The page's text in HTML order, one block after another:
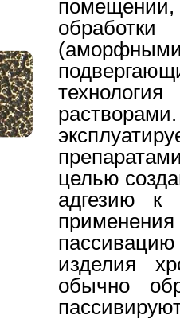
целью
адгезию к
изделия
обычно